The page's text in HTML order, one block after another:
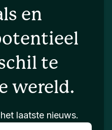
en
te
wereld.
laatste nieuws.